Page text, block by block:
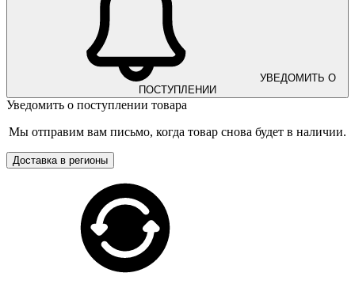
УВЕДОМИТЬ О
ПОСТУПЛЕНИИ
Уведомить о поступлении товара
Мы отправим вам письмо, когда товар снова будет в наличии.
Доставка в регионы